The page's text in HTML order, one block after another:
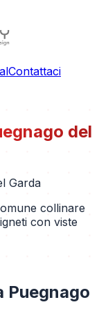
Contattaci
del
Garda
collinare
con viste
Puegnago